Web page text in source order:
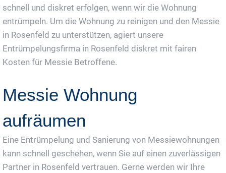
schnell und diskret erfolgen, wenn wir die Wohnung
entrümpeln. Um die Wohnung zu reinigen und den Messie
in Rosenfeld zu unterstützen, agiert unsere
Entrümpelungsfirma in Rosenfeld diskret mit fairen
Kosten für Messie Betroffene.
Messie Wohnung
aufräumen
Eine Entrümpelung und Sanierung von Messiewohnungen
kann schnell geschehen, wenn Sie auf einen zuverlässigen
Partner in Rosenfeld vertrauen. Gerne werden wir Ihre